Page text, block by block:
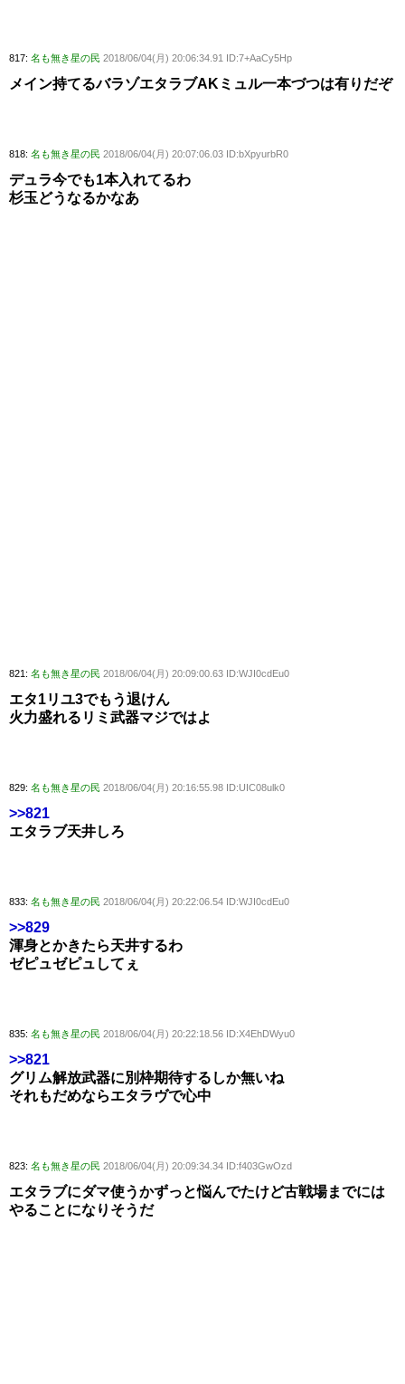
817: 名も無き星の民 2018/06/04(月) 20:06:34.91 ID:7+AaCy5Hp
メイン持てるバラゾエタラブAKミュル一本づつは有りだぞ
818: 名も無き星の民 2018/06/04(月) 20:07:06.03 ID:bXpyurbR0
デュラ今でも1本入れてるわ
杉玉どうなるかなあ
821: 名も無き星の民 2018/06/04(月) 20:09:00.63 ID:WJI0cdEu0
エタ1リユ3でもう退けん
火力盛れるリミ武器マジではよ
829: 名も無き星の民 2018/06/04(月) 20:16:55.98 ID:UIC08ulk0
>>821
エタラブ天井しろ
833: 名も無き星の民 2018/06/04(月) 20:22:06.54 ID:WJI0cdEu0
>>829
渾身とかきたら天井するわ
ゼピュゼピュしてぇ
835: 名も無き星の民 2018/06/04(月) 20:22:18.56 ID:X4EhDWyu0
>>821
グリム解放武器に別枠期待するしか無いね
それもだめならエタラヴで心中
823: 名も無き星の民 2018/06/04(月) 20:09:34.34 ID:f403GwOzd
エタラブにダマ使うかずっと悩んでたけど古戦場までには
やることになりそうだ